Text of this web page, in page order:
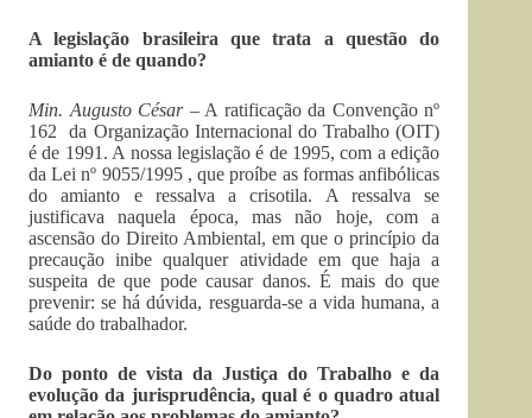
A legislação brasileira que trata a questão do
amianto é de quando?
Min. Augusto César– A ratificação da Convenção nº
162 da Organização Internacional do Trabalho (OIT)
é de 1991. A nossa legislação é de 1995, com a edição
da Lei nº 9055/1995 , que proíbe as formas anfibólicas
do amianto e ressalva a crisotila. A ressalva se
justificava naquela época, mas não hoje, com a
ascensão do Direito Ambiental, em que o princípio da
precaução inibe qualquer atividade em que haja a
suspeita de que pode causar danos. É mais do que
prevenir: se há dúvida, resguarda-se a vida humana, a
saúde do trabalhador.
Do ponto de vista da Justiça do Trabalho e da
evolução da jurisprudência, qual é o quadro atual